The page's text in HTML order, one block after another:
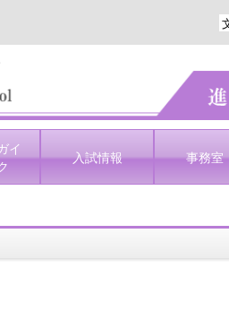
イ
入試情報 事務室